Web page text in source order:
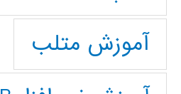
آموزش متلب